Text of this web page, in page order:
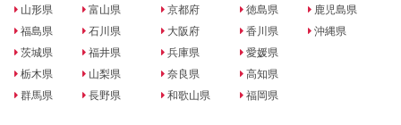
山形県
福島県
茨城県
栃木県
群馬県
富山県
石川県
福井県
山梨県
長野県
京都府
大阪府
兵庫県
奈良県
和歌山県
徳島県
香川県
愛媛県
高知県
福岡県
鹿児島県
沖縄県